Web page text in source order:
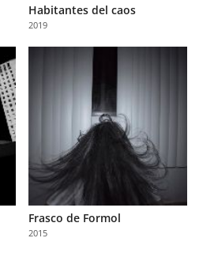
Habitantes del caos
2019
Frasco de Formol
2015